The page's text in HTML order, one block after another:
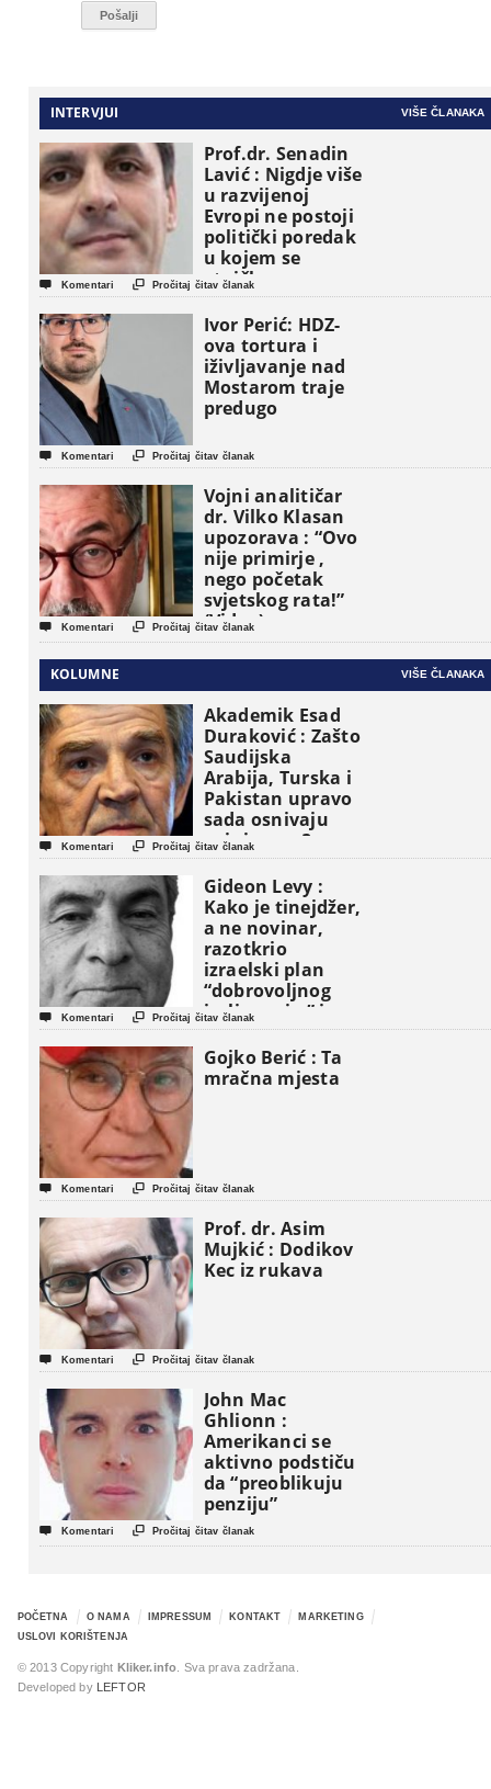
INTERVJUI VIŠE ČLANAKA
Prof.dr. Senadin
Lavić : Nigdje više
u razvijenoj
Evropi ne postoji
politički poredak
u kojem se
etničke grupe
pojavljuju kao
osnovne
političke jedinice
 Komentari  Pročitaj čitav članak
Ivor Perić: HDZ-
ova tortura i
iživljavanje nad
Mostarom traje
predugo
 Komentari  Pročitaj čitav članak
Vojni analitičar
dr. Vilko Klasan
upozorava : “Ovo
nije primirje ,
nego početak
svjetskog rata!”
(Video)
 Komentari  Pročitaj čitav članak
KOLUMNE VIŠE ČLANAKA
Akademik Esad
Duraković : Zašto
Saudijska
Arabija, Turska i
Pakistan upravo
sada osnivaju
vojni savez?
 Komentari  Pročitaj čitav članak
Gideon Levy :
Kako je tinejdžer,
a ne novinar,
razotkrio
izraelski plan
“dobrovoljnog
iseljavanja ” iz
Gaze
 Komentari  Pročitaj čitav članak
Gojko Berić : Ta
mračna mjesta
 Komentari  Pročitaj čitav članak
Prof. dr. Asim
Mujkić : Dodikov
Kec iz rukava
 Komentari  Pročitaj čitav članak
John Mac
Ghlionn :
Amerikanci se
aktivno podstiču
da “preoblikuju
penziju”
 Komentari  Pročitaj čitav članak
POČETNA O NAMA IMPRESSUM KONTAKT
MARKETING
USLOVI KORIŠTENJA
© 2013 Copyright Kliker.info . Sva prava zadržana.
Developed by
LEFTOR